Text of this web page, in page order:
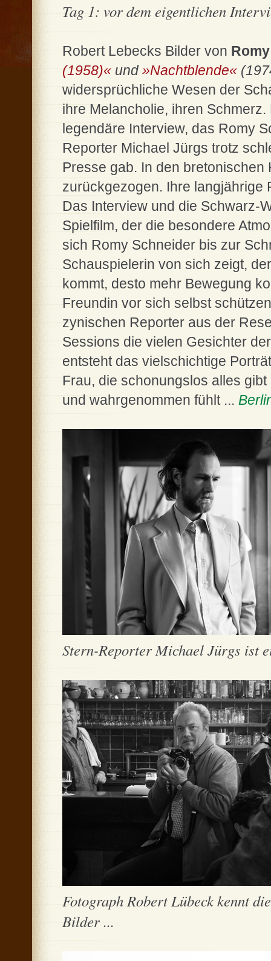
Tag 1: vor dem eigentlichen
Robert Lebecks Bilder von
(1958)« und»Nachtblende«
widersprüchliche Wesen der
ihre Melancholie, ihren
legendäre Interview, das Romy
Reporter Michael Jürgs trotz
Presse gab. In den
zurückgezogen. Ihre langjährige
Das Interview und die Schwarz-
Spielfilm, der die besondere
sich Romy Schneider bis zur
Schauspielerin von sich zeigt,
kommt, desto mehr Bewegung
Freundin vor sich selbst
zynischen Reporter aus der
Sessions die vielen Gesichter
entsteht das vielschichtige
Frau, die schonungslos alles
und wahrgenommen fühlt ...
Stern-Reporter Michael Jürgs ist
Fotograph Robert Lübeck kennt
Bilder ...